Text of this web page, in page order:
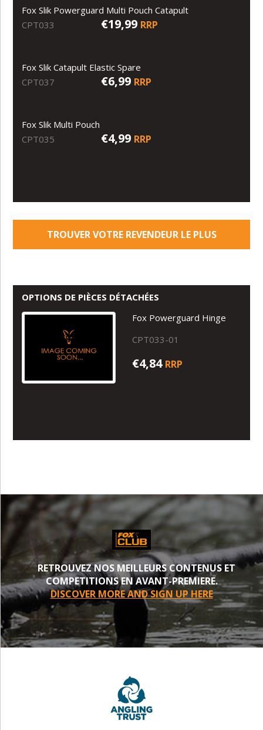
Fox Slik Powerguard Multi Pouch Catapult
CPT033
€19,99 RRP
Fox Slik Catapult Elastic Spare
CPT037
€6,99 RRP
Fox Slik Multi Pouch
CPT035
€4,99 RRP
TROUVER VOTRE REVENDEUR LE PLUS
OPTIONS DE PIÈCES DÉTACHÉES
Fox Powerguard Hinge
CPT033-01
€4,84 RRP
RETROUVEZ NOS MEILLEURS CONTENUS ET
COMPETITIONS EN AVANT-PREMIERE.
DISCOVER MORE AND SIGN UP HERE